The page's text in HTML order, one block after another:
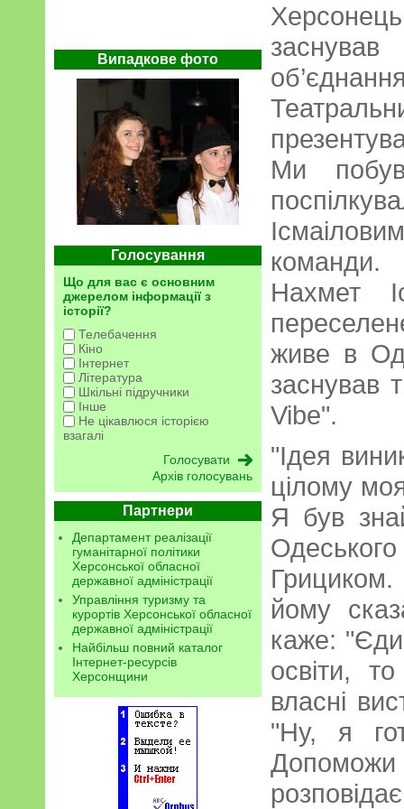
Випадкове фото
Голосування
Що для вас є основним
джерелом інформації з
історії?
Телебачення
Кіно
Інтернет
Література
Шкільні підручники
Інше
Не цікавлюся історією
взагалі
Архів голосувань
Партнери
Департамент реалізації
гуманітарної політики
Херсонської обласної
державної адміністрації
Управління туризму та
курортів Херсонської обласної
державної адміністрації
Найбільш повний каталог
Інтернет-ресурсів
Херсонщини
Ми
команди.
Нахмет
живе в
заснував
Vibe".
"Ідея
цілому
Я був
йому
каже:
освіти,
власні
"Ну, я